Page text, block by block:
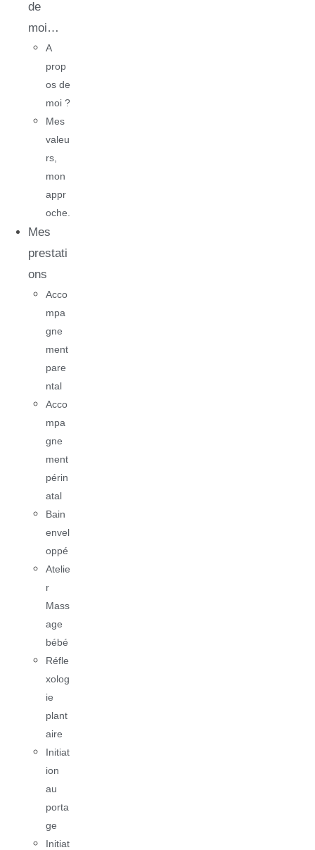
de
moi…
A
prop
os de
moi ?
Mes
valeu
rs,
mon
appr
oche.
Mes
prestati
ons
Acco
mpa
gne
ment
pare
ntal
Acco
mpa
gne
ment
périn
atal
Bain
envel
oppé
Atelie
r
Mass
age
bébé
Réfle
xolog
ie
plant
aire
Initiat
ion
au
porta
ge
Initiat